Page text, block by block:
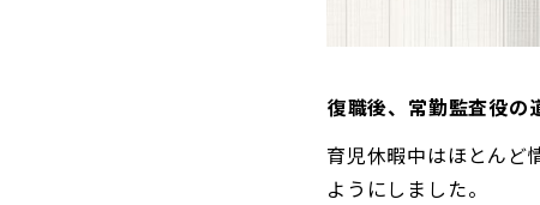
――復職後、常勤監査役
育児休暇中はほとんど
ようにしました。